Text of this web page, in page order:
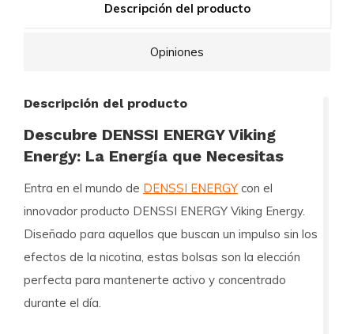
Descripción del producto
Opiniones
Descripción del producto
Descubre DENSSI ENERGY Viking
Energy: La Energía que Necesitas
Entra en el mundo de DENSSI ENERGY con el
innovador producto DENSSI ENERGY Viking Energy.
Diseñado para aquellos que buscan un impulso sin los
efectos de la nicotina, estas bolsas son la elección
perfecta para mantenerte activo y concentrado
durante el día.